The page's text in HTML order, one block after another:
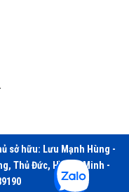
sở hữu: Lưu Mạnh Hùng -
Thủ Đức, Hồ Chí Minh -